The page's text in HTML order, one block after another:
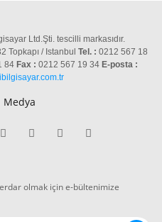
Ltd.Şti. tescilli markasıdır.
Topkapı / Istanbul Tel. : 0212 567 18
84 Fax : 0212 567 19 34 E-posta :
Medya
olmak için e-bültenimize